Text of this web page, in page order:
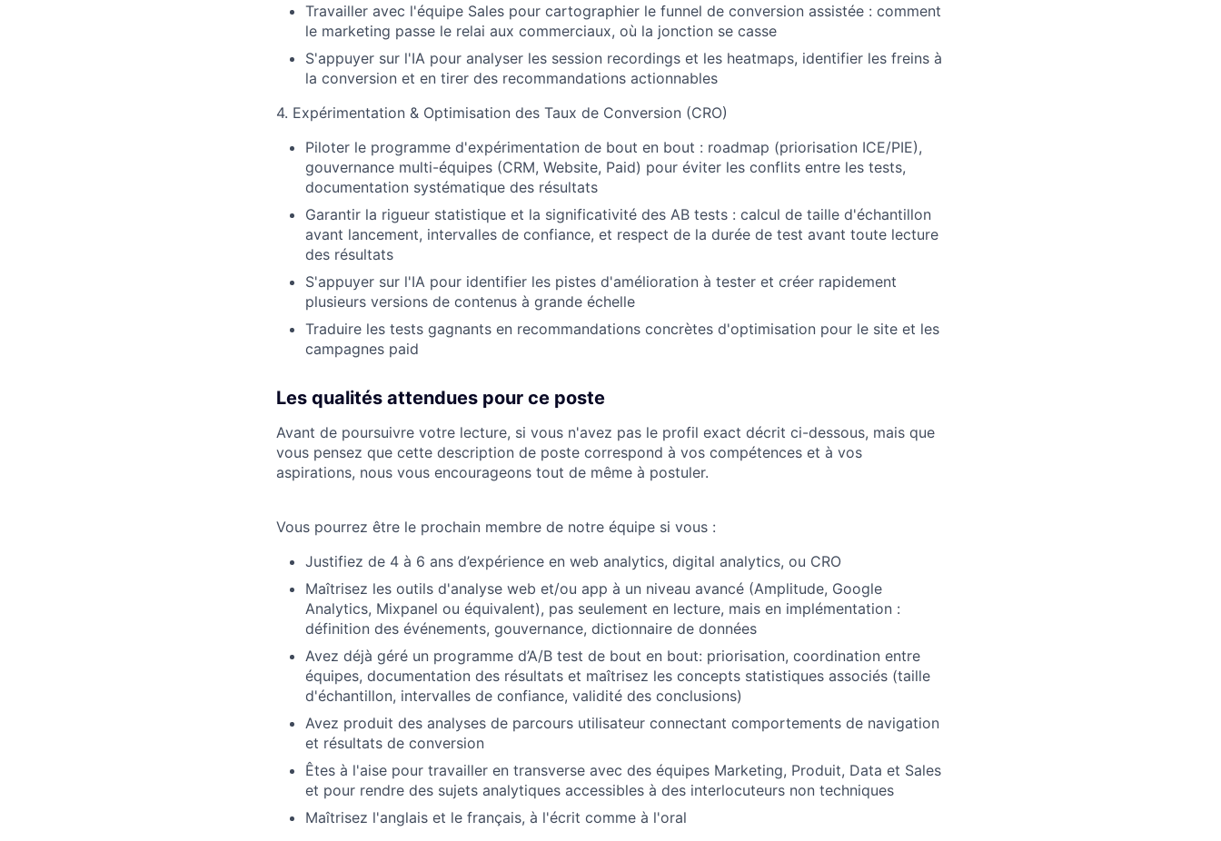
Travailler avec l'équipe Sales pour cartographier le funnel de conversion assistée : comment
le marketing passe le relai aux commerciaux, où la jonction se casse
S'appuyer sur l'IA pour analyser les session recordings et les heatmaps, identifier les freins à
la conversion et en tirer des recommandations actionnables
4. Expérimentation & Optimisation des Taux de Conversion (CRO)
Piloter le programme d'expérimentation de bout en bout : roadmap (priorisation ICE/PIE),
gouvernance multi-équipes (CRM, Website, Paid) pour éviter les conflits entre les tests,
documentation systématique des résultats
Garantir la rigueur statistique et la significativité des AB tests : calcul de taille d'échantillon
avant lancement, intervalles de confiance, et respect de la durée de test avant toute lecture
des résultats
S'appuyer sur l'IA pour identifier les pistes d'amélioration à tester et créer rapidement
plusieurs versions de contenus à grande échelle
Traduire les tests gagnants en recommandations concrètes d'optimisation pour le site et les
campagnes paid
Les qualités attendues pour ce poste
Avant de poursuivre votre lecture, si vous n'avez pas le profil exact décrit ci-dessous, mais que
vous pensez que cette description de poste correspond à vos compétences et à vos
aspirations, nous vous encourageons tout de même à postuler.
Vous pourrez être le prochain membre de notre équipe si vous :
Justifiez de 4 à 6 ans d’expérience en web analytics, digital analytics, ou CRO
Maîtrisez les outils d'analyse web et/ou app à un niveau avancé (Amplitude, Google
Analytics, Mixpanel ou équivalent), pas seulement en lecture, mais en implémentation :
définition des événements, gouvernance, dictionnaire de données
Avez déjà géré un programme d’A/B test de bout en bout: priorisation, coordination entre
équipes, documentation des résultats et maîtrisez les concepts statistiques associés (taille
d'échantillon, intervalles de confiance, validité des conclusions)
Avez produit des analyses de parcours utilisateur connectant comportements de navigation
et résultats de conversion
Êtes à l'aise pour travailler en transverse avec des équipes Marketing, Produit, Data et Sales
et pour rendre des sujets analytiques accessibles à des interlocuteurs non techniques
Maîtrisez l'anglais et le français, à l'écrit comme à l'oral